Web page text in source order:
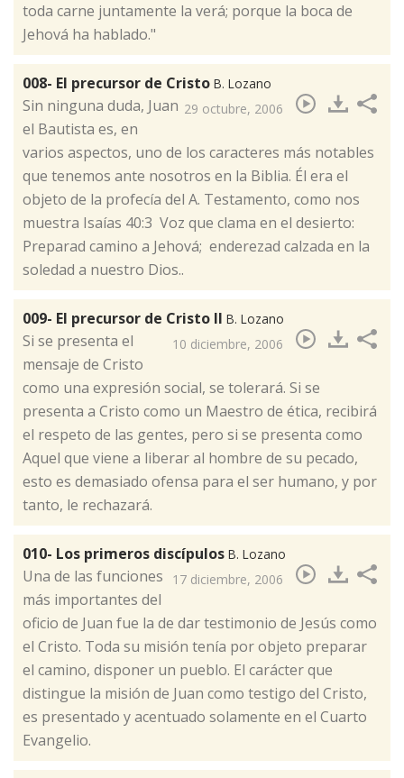
toda carne juntamente la verá; porque la boca de
Jehová ha hablado."
008- El precursor de Cristo B. Lozano
29 octubre, 2006
​Sin ninguna duda, Juan
el Bautista es, en
varios aspectos, uno de los caracteres más notables
que tenemos ante nosotros en la Biblia. Él era el
objeto de la profecía del A. Testamento, como nos
muestra Isaías 40:3 Voz que clama en el desierto:
Preparad camino a Jehová; enderezad calzada en la
soledad a nuestro Dios..
009- El precursor de Cristo II B. Lozano
10 diciembre, 2006
​Si se presenta el
mensaje de Cristo
como una expresión social, se tolerará. Si se
presenta a Cristo como un Maestro de ética, recibirá
el respeto de las gentes, pero si se presenta como
Aquel que viene a liberar al hombre de su pecado,
esto es demasiado ofensa para el ser humano, y por
tanto, le rechazará.
010- Los primeros discípulos B. Lozano
17 diciembre, 2006
​Una de las funciones
más importantes del
oficio de Juan fue la de dar testimonio de Jesús como
el Cristo. Toda su misión tenía por objeto preparar
el camino, disponer un pueblo. El carácter que
distingue la misión de Juan como testigo del Cristo,
es presentado y acentuado solamente en el Cuarto
Evangelio.